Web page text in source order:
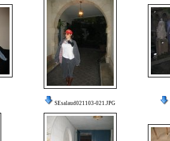
SEsalaud021103-021.JPG